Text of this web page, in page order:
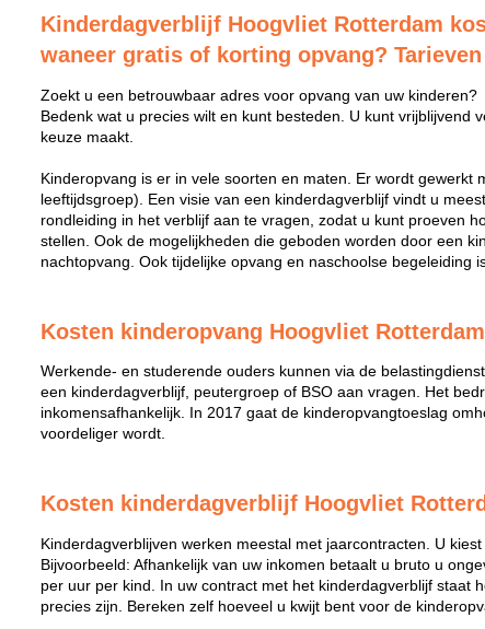
Kinderdagverblijf Hoogvliet Rotterdam
waneer gratis of korting opvang?
Zoekt u een betrouwbaar adres voor opvang van uw kinderen?
Bedenk wat u precies wilt en kunt besteden. U kunt vrijblijvend
keuze maakt.
Kinderopvang is er in vele soorten en maten. Er wordt gewerkt
leeftijdsgroep). Een visie van een kinderdagverblijf vindt u
rondleiding in het verblijf aan te vragen, zodat u kunt proeven
stellen. Ook de mogelijkheden die geboden worden door een
nachtopvang. Ook tijdelijke opvang en naschoolse begeleiding
Kosten kinderopvang Hoogvliet Rotterdam
Werkende- en studerende ouders kunnen via de
een kinderdagverblijf, peutergroep of BSO aan vragen. Het
inkomensafhankelijk. In 2017 gaat de kinderopvangtoeslag
voordeliger wordt.
Kosten kinderdagverblijf Hoogvliet
Kinderdagverblijven werken meestal met jaarcontracten. U
Bijvoorbeeld: Afhankelijk van uw inkomen betaalt u bruto u
per uur per kind. In uw contract met het kinderdagverblijf staat
precies zijn. Bereken zelf hoeveel u kwijt bent voor de